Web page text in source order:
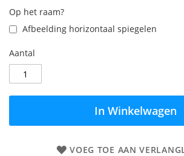
Op het raam?
Afbeelding horizontaal spiegelen
Aantal
In Winkelwagen
VOEG TOE AAN